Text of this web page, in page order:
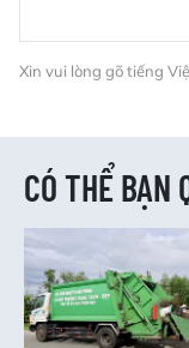
Xin vui lòng gõ tiếng
CÓ THỂ BẠN